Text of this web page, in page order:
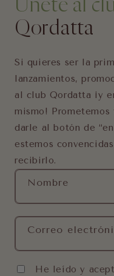
Únete al
Qordatta
Si quieres ser la
lanzamientos,
al club Qordatta ¡y
mismo!
darle al botón de
estemos
recibirlo.
Nombre
Correo
He leído y